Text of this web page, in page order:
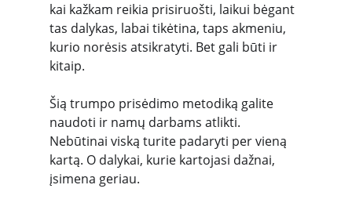
kai kažkam reikia prisiruošti, laikui bėgant
tas dalykas, labai tikėtina, taps akmeniu,
kurio norėsis atsikratyti. Bet gali būti ir
kitaip.
Šią trumpo prisėdimo metodiką galite
naudoti ir namų darbams atlikti.
Nebūtinai viską turite padaryti per vieną
kartą. O dalykai, kurie kartojasi dažnai,
įsimena geriau.